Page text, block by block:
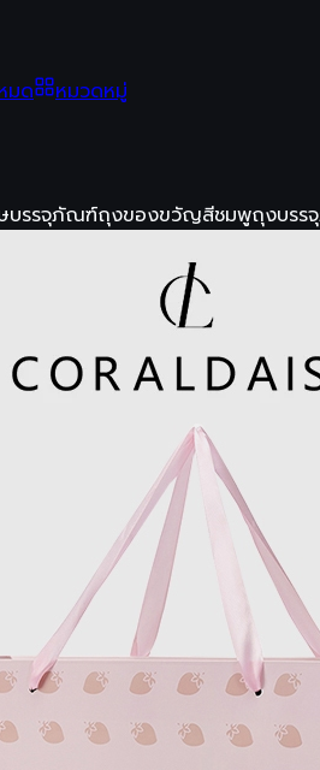
มด หมวดหมู่
ษบรรจุภัณฑ์ถุงของขวัญสีชมพูถุงบร